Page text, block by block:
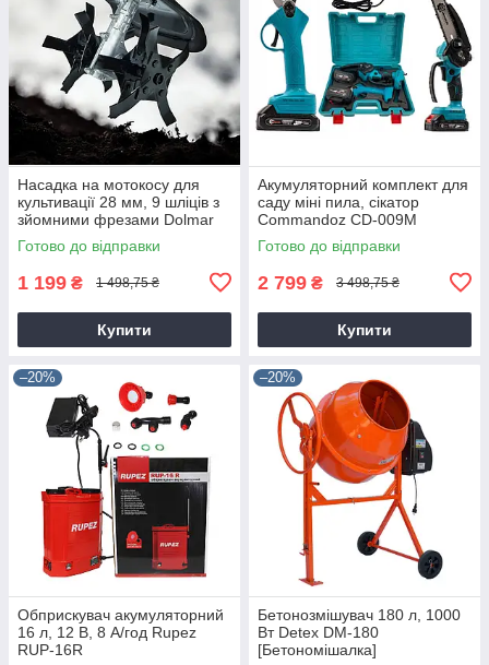
Насадка на мотокосу для
культивації 28 мм, 9 шліців з
зйомними фрезами Dolmar
9T28
Готово до відправки
1 199 ₴ 1 498,75 ₴
Купити
Акумуляторний комплект для
саду міні пила, сікатор
Commandoz CD-009M
Готово до відправки
2 799 ₴ 3 498,75 ₴
Купити
–20%
Обприскувач акумуляторний
16 л, 12 В, 8 А/год Rupez
RUP-16R
–20%
Бетонозмішувач 180 л, 1000
Вт Detex DM-180
[Бетономішалка]